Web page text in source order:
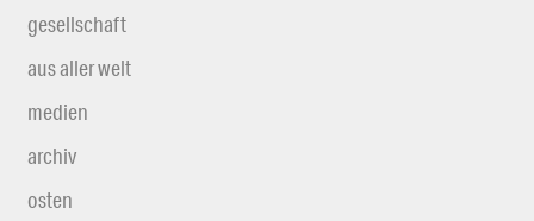
gesellschaft
aus aller welt
medien
archiv
osten